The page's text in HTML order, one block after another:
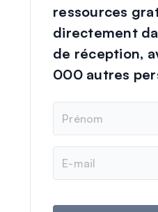
ressources
directement
de réception,
000 autres
m
m
i